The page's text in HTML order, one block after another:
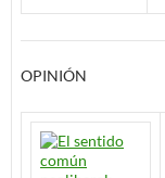
OPINIÓN